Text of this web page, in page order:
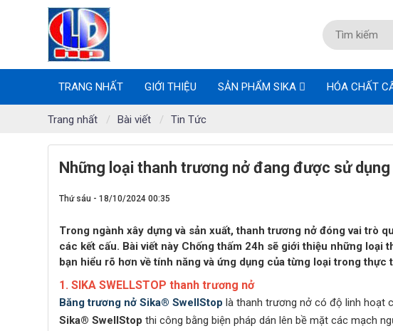
TRANG NHẤT GIỚI THIỆU SẢN PHẨM SIKA HÓA CHẤT
Trang nhất Bài viết Tin Tức
Những loại thanh trương nở đang được sử dụng
Thứ sáu - 18/10/2024 00:35
Trong ngành xây dựng và sản xuất, thanh trương nở đóng vai trò
các kết cấu. Bài viết này Chống thấm 24h sẽ giới thiệu những
bạn hiểu rõ hơn về tính năng và ứng dụng của từng loại trong thực
1. SIKA SWELLSTOP thanh trương nở
Băng trương nở Sika® SwellStop là thanh trương nở có độ linh hoạt
Sika® SwellStop thi công bằng biện pháp dán lên bề mặt các mạch